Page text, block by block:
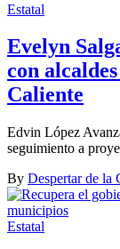
Estatal
Evelyn
con
Caliente
Edvin López
seguimiento a
By Despertar de la
Estatal